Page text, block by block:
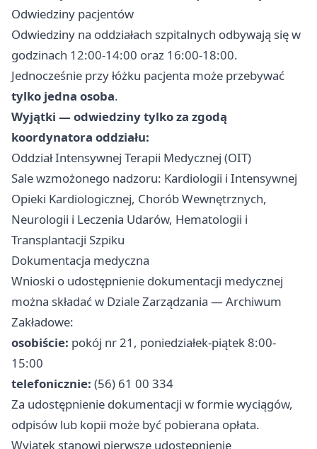
Odwiedziny pacjentów
Odwiedziny na oddziałach szpitalnych odbywają się w
godzinach 12:00-14:00 oraz 16:00-18:00.
Jednocześnie przy łóżku pacjenta może przebywać
tylko jedna osoba.
Wyjątki — odwiedziny tylko za zgodą
koordynatora oddziału:
Oddział Intensywnej Terapii Medycznej (OIT)
Sale wzmożonego nadzoru: Kardiologii i Intensywnej
Opieki Kardiologicznej, Chorób Wewnętrznych,
Neurologii i Leczenia Udarów, Hematologii i
Transplantacji Szpiku
Dokumentacja medyczna
Wnioski o udostępnienie dokumentacji medycznej
można składać w Dziale Zarządzania — Archiwum
Zakładowe:
osobiście: pokój nr 21, poniedziałek-piątek 8:00-
15:00
telefonicznie: (56) 61 00 334
Za udostępnienie dokumentacji w formie wyciągów,
odpisów lub kopii może być pobierana opłata.
Wyjątek stanowi pierwsze udostępnienie